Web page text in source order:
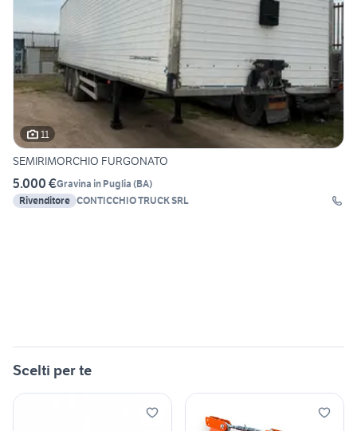
11
SEMIRIMORCHIO FURGONATO
5.000 €Gravina in Puglia (BA)
Rivenditore CONTICCHIO TRUCK SRL
Scelti per te